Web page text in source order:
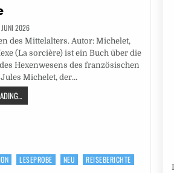
JUNI 2026
des Mittelalters. Autor: Michelet,
(La sorcière) ist ein Buch über die
Hexenwesens des französischen
Michelet, der…
LESEPROBE NEU
REISEBERICHTE